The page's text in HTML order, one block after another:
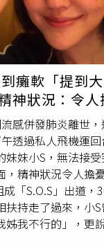
癱軟「提到
神狀況：令人
感併發肺炎離世
透過私人飛機運
妹妹小S，無法接
，精神狀況令人擔
「S.O.S」出道，
扶持走了過來，小
姊我不行的」，更
疑我們2個前世是